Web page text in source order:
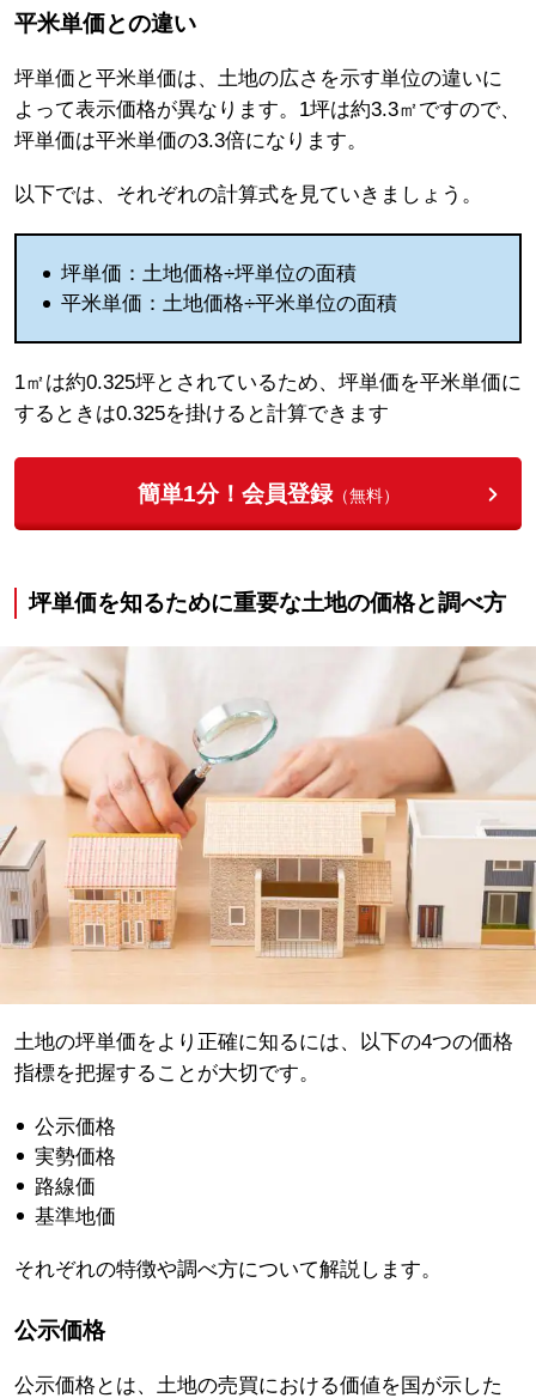
平米単価との違い
坪単価と平米単価は、土地の広さを示す単位の違いに
よって表示価格が異なります。1坪は約3.3㎡ですので、
坪単価は平米単価の3.3倍になります。
以下では、それぞれの計算式を見ていきましょう。
坪単価：土地価格÷坪単位の面積
平米単価：土地価格÷平米単位の面積
1㎡は約0.325坪とされているため、坪単価を平米単価に
するときは0.325を掛けると計算できます
簡単1分！会員登録（無料）
坪単価を知るために重要な土地の価格と調べ方
土地の坪単価をより正確に知るには、以下の4つの価格
指標を把握することが大切です。
公示価格
実勢価格
路線価
基準地価
それぞれの特徴や調べ方について解説します。
公示価格
公示価格とは、土地の売買における価値を国が示した